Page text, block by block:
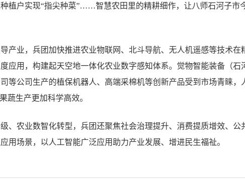
植户实现“指尖种菜”……智慧农田里的精耕细作，让八师石河子市
产业，兵团加快推进农业物联网、北斗导航、无人机遥感等技术在
应用，构建起天空地一体化农业数字感知体系。觉物智能装备（石
等公司生产的植保机器人、高端采棉机等创新产品受到市场青睐，
蔬生产更加科学高效。
、农业数智化转型，兵团还聚焦社会治理提升、消费提质增效、公
用场景，以人工智能广泛应用助力产业发展、增进民生福祉。